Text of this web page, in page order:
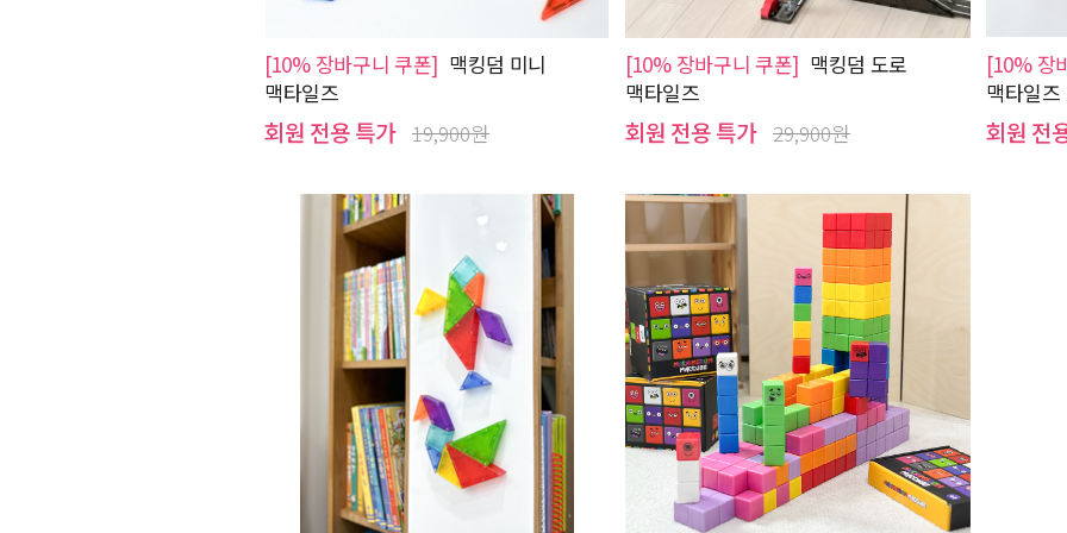
[10% 장바구니 쿠폰] 맥킹덤 미니
맥타일즈
회원 전용 특가 19,900원
[10% 장바구니 쿠폰] 맥킹덤 도로
맥타일즈
회원 전용 특가 29,900원
[10% 장
맥타일즈
회원 전